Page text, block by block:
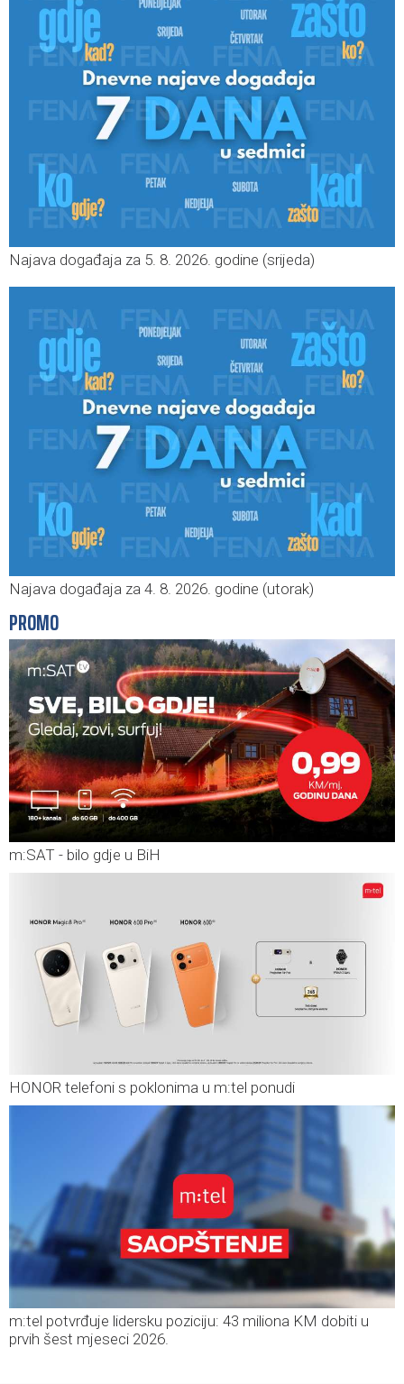
Najava događaja za 5. 8. 2026. godine (srijeda)
Najava događaja za 4. 8. 2026. godine (utorak)
PROMO
m:SAT - bilo gdje u BiH
HONOR telefoni s poklonima u m:tel ponudi
m:tel potvrđuje lidersku poziciju: 43 miliona KM dobiti u
prvih šest mjeseci 2026.